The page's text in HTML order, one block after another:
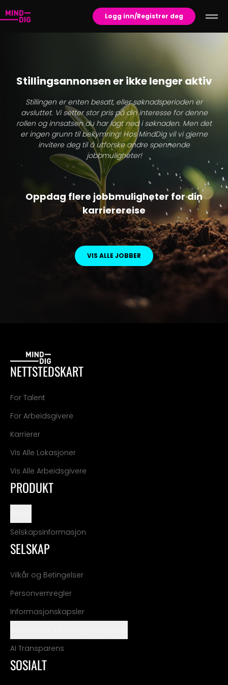
Logg inn/Registrer deg
Stillingsannonsen er ikke lenger aktiv
Stillingen er enten besatt, eller søknadsperioden er
avsluttet. Vi setter stor pris på din interesse for denne
rollen og innsatsen du har lagt ned i søknaden. Men det
er ingen grunn til bekymring! Hos MindDig vil vi gjerne
invitere deg til å utforske andre spennende
jobbmuligheter!
Oppdag flere jobbmuligheter for din
karrierereise
VIS ALLE JOBBER
NETTSTEDSKART
For Talent
For Arbeidsgivere
Karrierer
Vis Alle Lokasjoner
Vis Alle Arbeidsgivere
PRODUKT
Selskapsinformasjon
SELSKAP
Vilkår og Betingelser
Personvernregler
Informasjonskapsler
AI Transparens
SOSIALT